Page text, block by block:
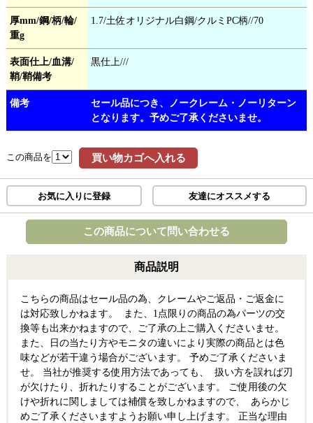
厚mm/鋼/柄/輪/
重g
1.7/土佐オリジナル白鋼/クルミPC柄//70
表面仕上/血溝/
鞘/鞘備考
黒仕上///
備考
セール品につき、ノークレーム・ノーリターン
となります。予めご了承くださいませ。
この商品を 買い物カゴへ入れる
お気に入りに登録 友達にオススメする
この商品について問い合わせる
商品説明
こちらの商品はセール品の為、クレームやご返品・ご返金に
は対応致しかねます。 また、1点限りの商品の為パーツの交
換等も出来かねますので、ご了承の上ご購入くださいませ。
また、日の当たり方やモニタの違いにより実際の商品とは色
味などが若干違う場合がございます。 予めご了承くださいま
せ。 当社が推奨する使用方法であっても、 扱い方を誤れば刃
が欠けたり、折れたりすることがございます。 ご使用後の欠
けや折れに関しましては補償を致しかねますので、 あらかじ
めご了承くださいますようお願い申し上げます。 正当な理由